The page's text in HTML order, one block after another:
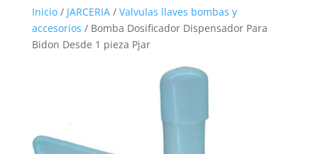
Inicio/ JARCERIA/ Valvulas llaves bombas y
accesorios / Bomba Dosificador Dispensador Para
Bidon Desde 1 pieza Pjar